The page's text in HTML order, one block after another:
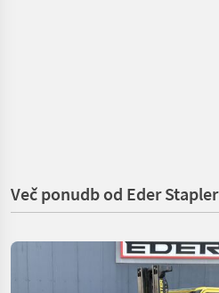
Več ponudb od Eder Stapler